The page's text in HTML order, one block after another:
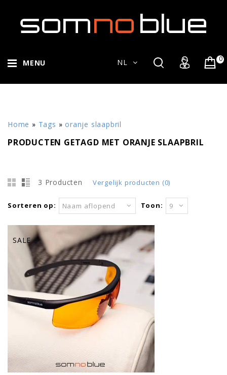
MENU 0
NL
Home » Tags » oranje slaapbril
PRODUCTEN GETAGD MET ORANJE SLAAPBRIL
3 Producten Vergelijk producten (0)
Sorteren op: Naam aflopend Toon: 9
SALE